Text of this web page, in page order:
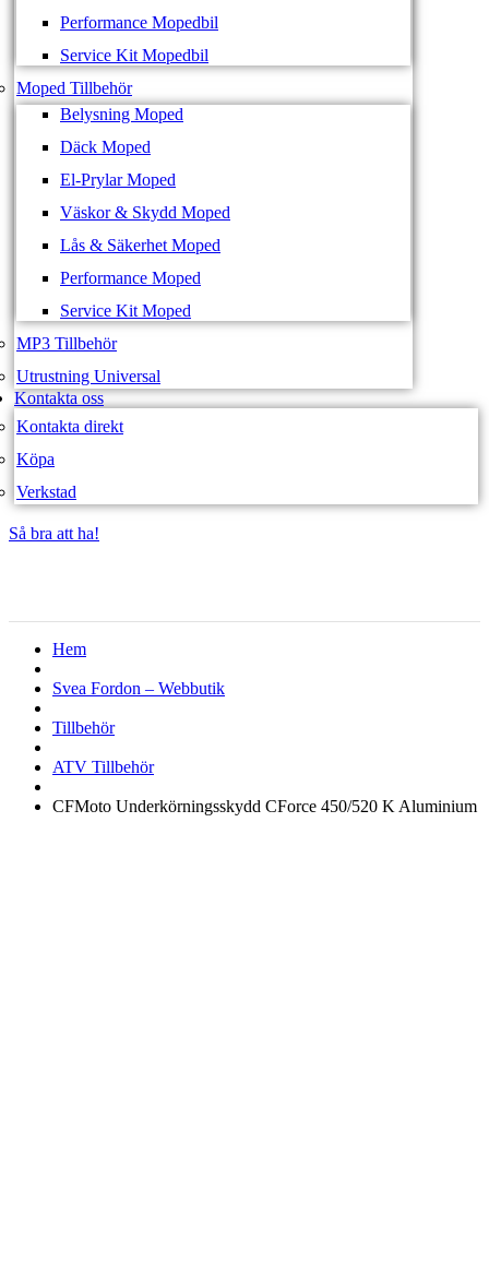
Performance Mopedbil
Service Kit Mopedbil
Moped Tillbehör
Belysning Moped
Däck Moped
El-Prylar Moped
Väskor & Skydd Moped
Lås & Säkerhet Moped
Performance Moped
Service Kit Moped
MP3 Tillbehör
Utrustning Universal
Kontakta oss
Kontakta direkt
Köpa
Verkstad
Så bra att ha!
Hem
Svea Fordon – Webbutik
Tillbehör
ATV Tillbehör
CFMoto Underkörningsskydd CForce 450/520 K Aluminium